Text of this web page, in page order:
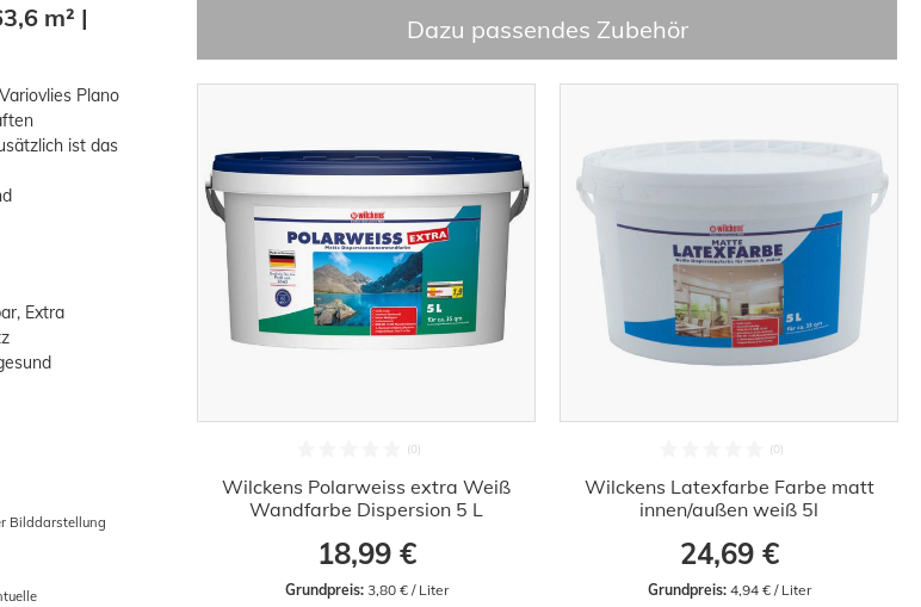
m² |
Plano
ist das
Extra
Bilddarstellung
Dazu passendes Zubehör
€ / Kilogramm
Wilckens Polarweiss extra Weiß
Wandfarbe Dispersion 5 L
18,99 €
Grundpreis: 3,80 € / Liter
Wilckens Latexfarbe Farbe matt
innen/außen weiß 5l
24,69 €
Grundpreis: 4,94 € / Liter